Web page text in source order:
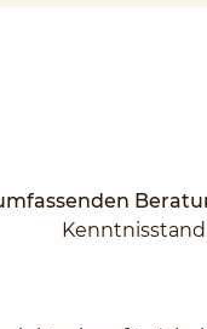
Kenntnisstand